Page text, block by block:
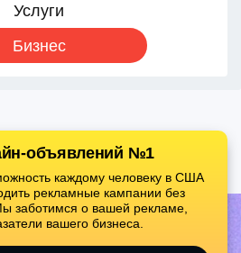
Услуги
Бизнес
объявлений №1
каждому человеку в США
рекламные кампании без
заботимся о вашей рекламе,
вашего бизнеса.